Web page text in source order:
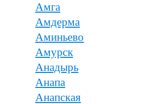
Амга
Амдерма
Аминьево
Амурск
Анадырь
Анапа
Анапская